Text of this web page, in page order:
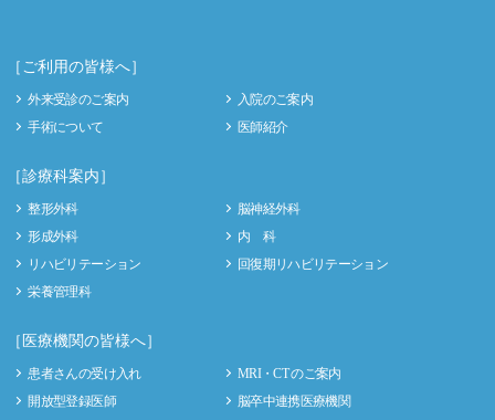
［ご利用の皆様へ］
外来受診のご案内
入院のご案内
手術について
医師紹介
［診療科案内］
整形外科
脳神経外科
形成外科
内 科
リハビリテーション
回復期リハビリテーション
栄養管理科
［医療機関の皆様へ］
患者さんの受け入れ
MRI・CT のご案内
開放型登録医師
脳卒中連携医療機関